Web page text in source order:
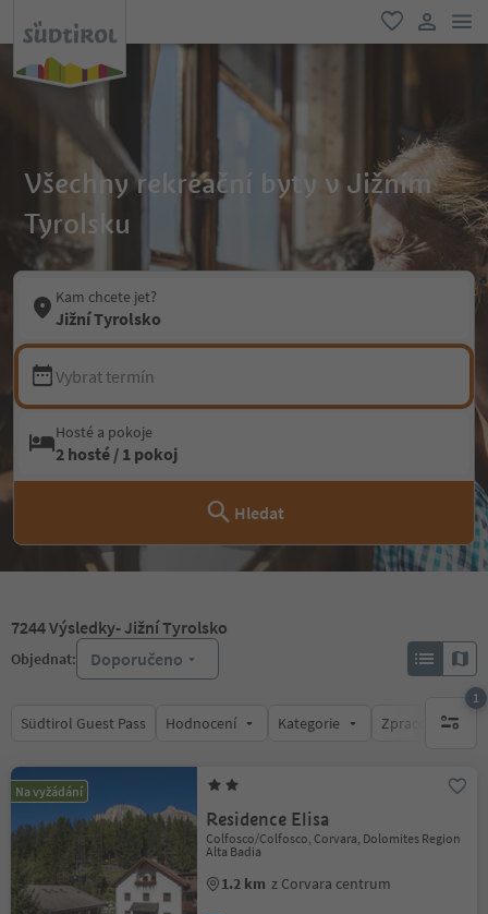
oblíbené
Všechny rekreační byty v Jižním
Tyrolsku
Kam chcete jet?
Jižní Tyrolsko
Vybrat termín
Hosté a pokoje
2 hosté / 1 pokoj
Hledat
7244Výsledky- Jižní Tyrolsko
Objednat: Doporučeno
Südtirol Guest Pass Hodnocení Kategorie Zpracovává
1
1
Na vyžádání
Residence Elisa
Colfosco/Colfosco, Corvara, Dolomites Region
Alta Badia
1.2 km z Corvara centrum